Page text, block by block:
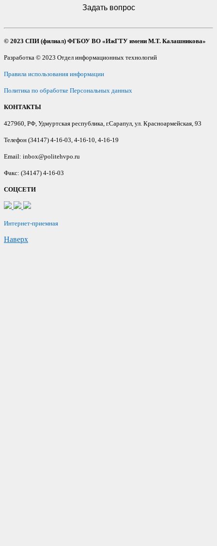
Задать вопрос
© 2023 СПИ (филиал) ФГБОУ ВО «ИжГТУ имени М.Т. Калашникова»
Разработка © 2023 Отдел информационных технологий
Правила использования информации
Политика по обработке Персональных данных
КОНТАКТЫ
427960, РФ, Удмуртская республика, г.Сарапул, ул. Красноармейская, 93
Телефон (34147) 4-16-03, 4-16-10, 4-16-19
Email: inbox@politehvpo.ru
Факс: (34147) 4-16-03
СОЦСЕТИ
Интернет-приемная
Наверх